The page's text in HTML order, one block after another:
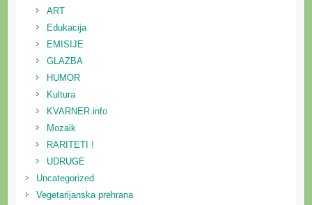
ART
Edukacija
EMISIJE
GLAZBA
HUMOR
Kultura
KVARNER.info
Mozaik
RARITETI !
UDRUGE
Uncategorized
Vegetarijanska prehrana